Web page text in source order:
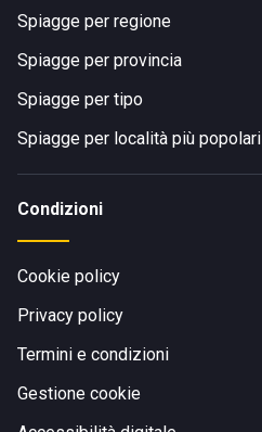
Spiagge per regione
Spiagge per provincia
Spiagge per tipo
Spiagge per località più popolari
Condizioni
Cookie policy
Privacy policy
Termini e condizioni
Gestione cookie